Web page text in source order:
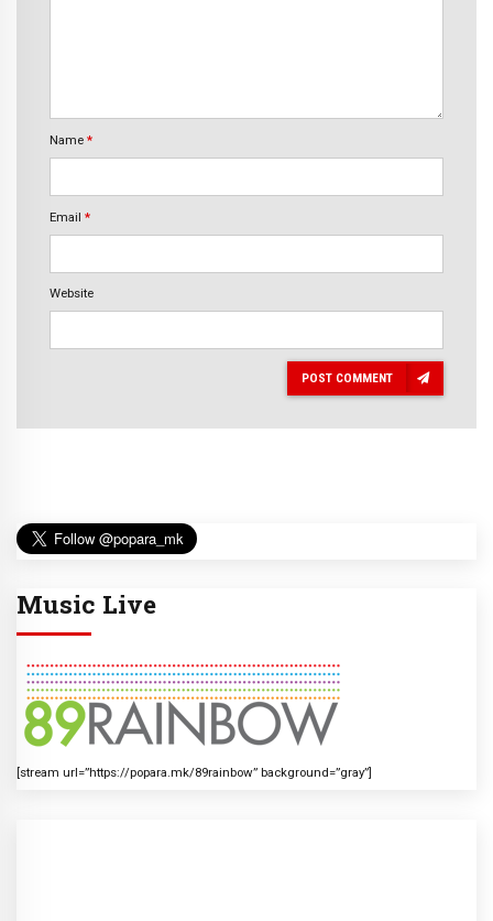
Name *
Email *
Website
POST COMMENT
Music Live
[stream url=”https://popara.mk/89rainbow” background=”gray”]